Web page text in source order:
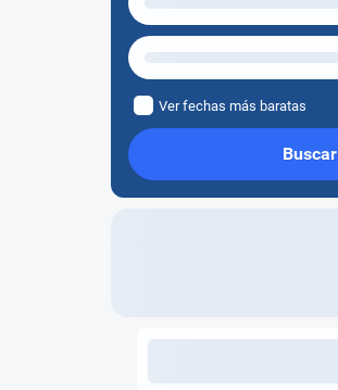
Ver fechas más baratas
Buscar